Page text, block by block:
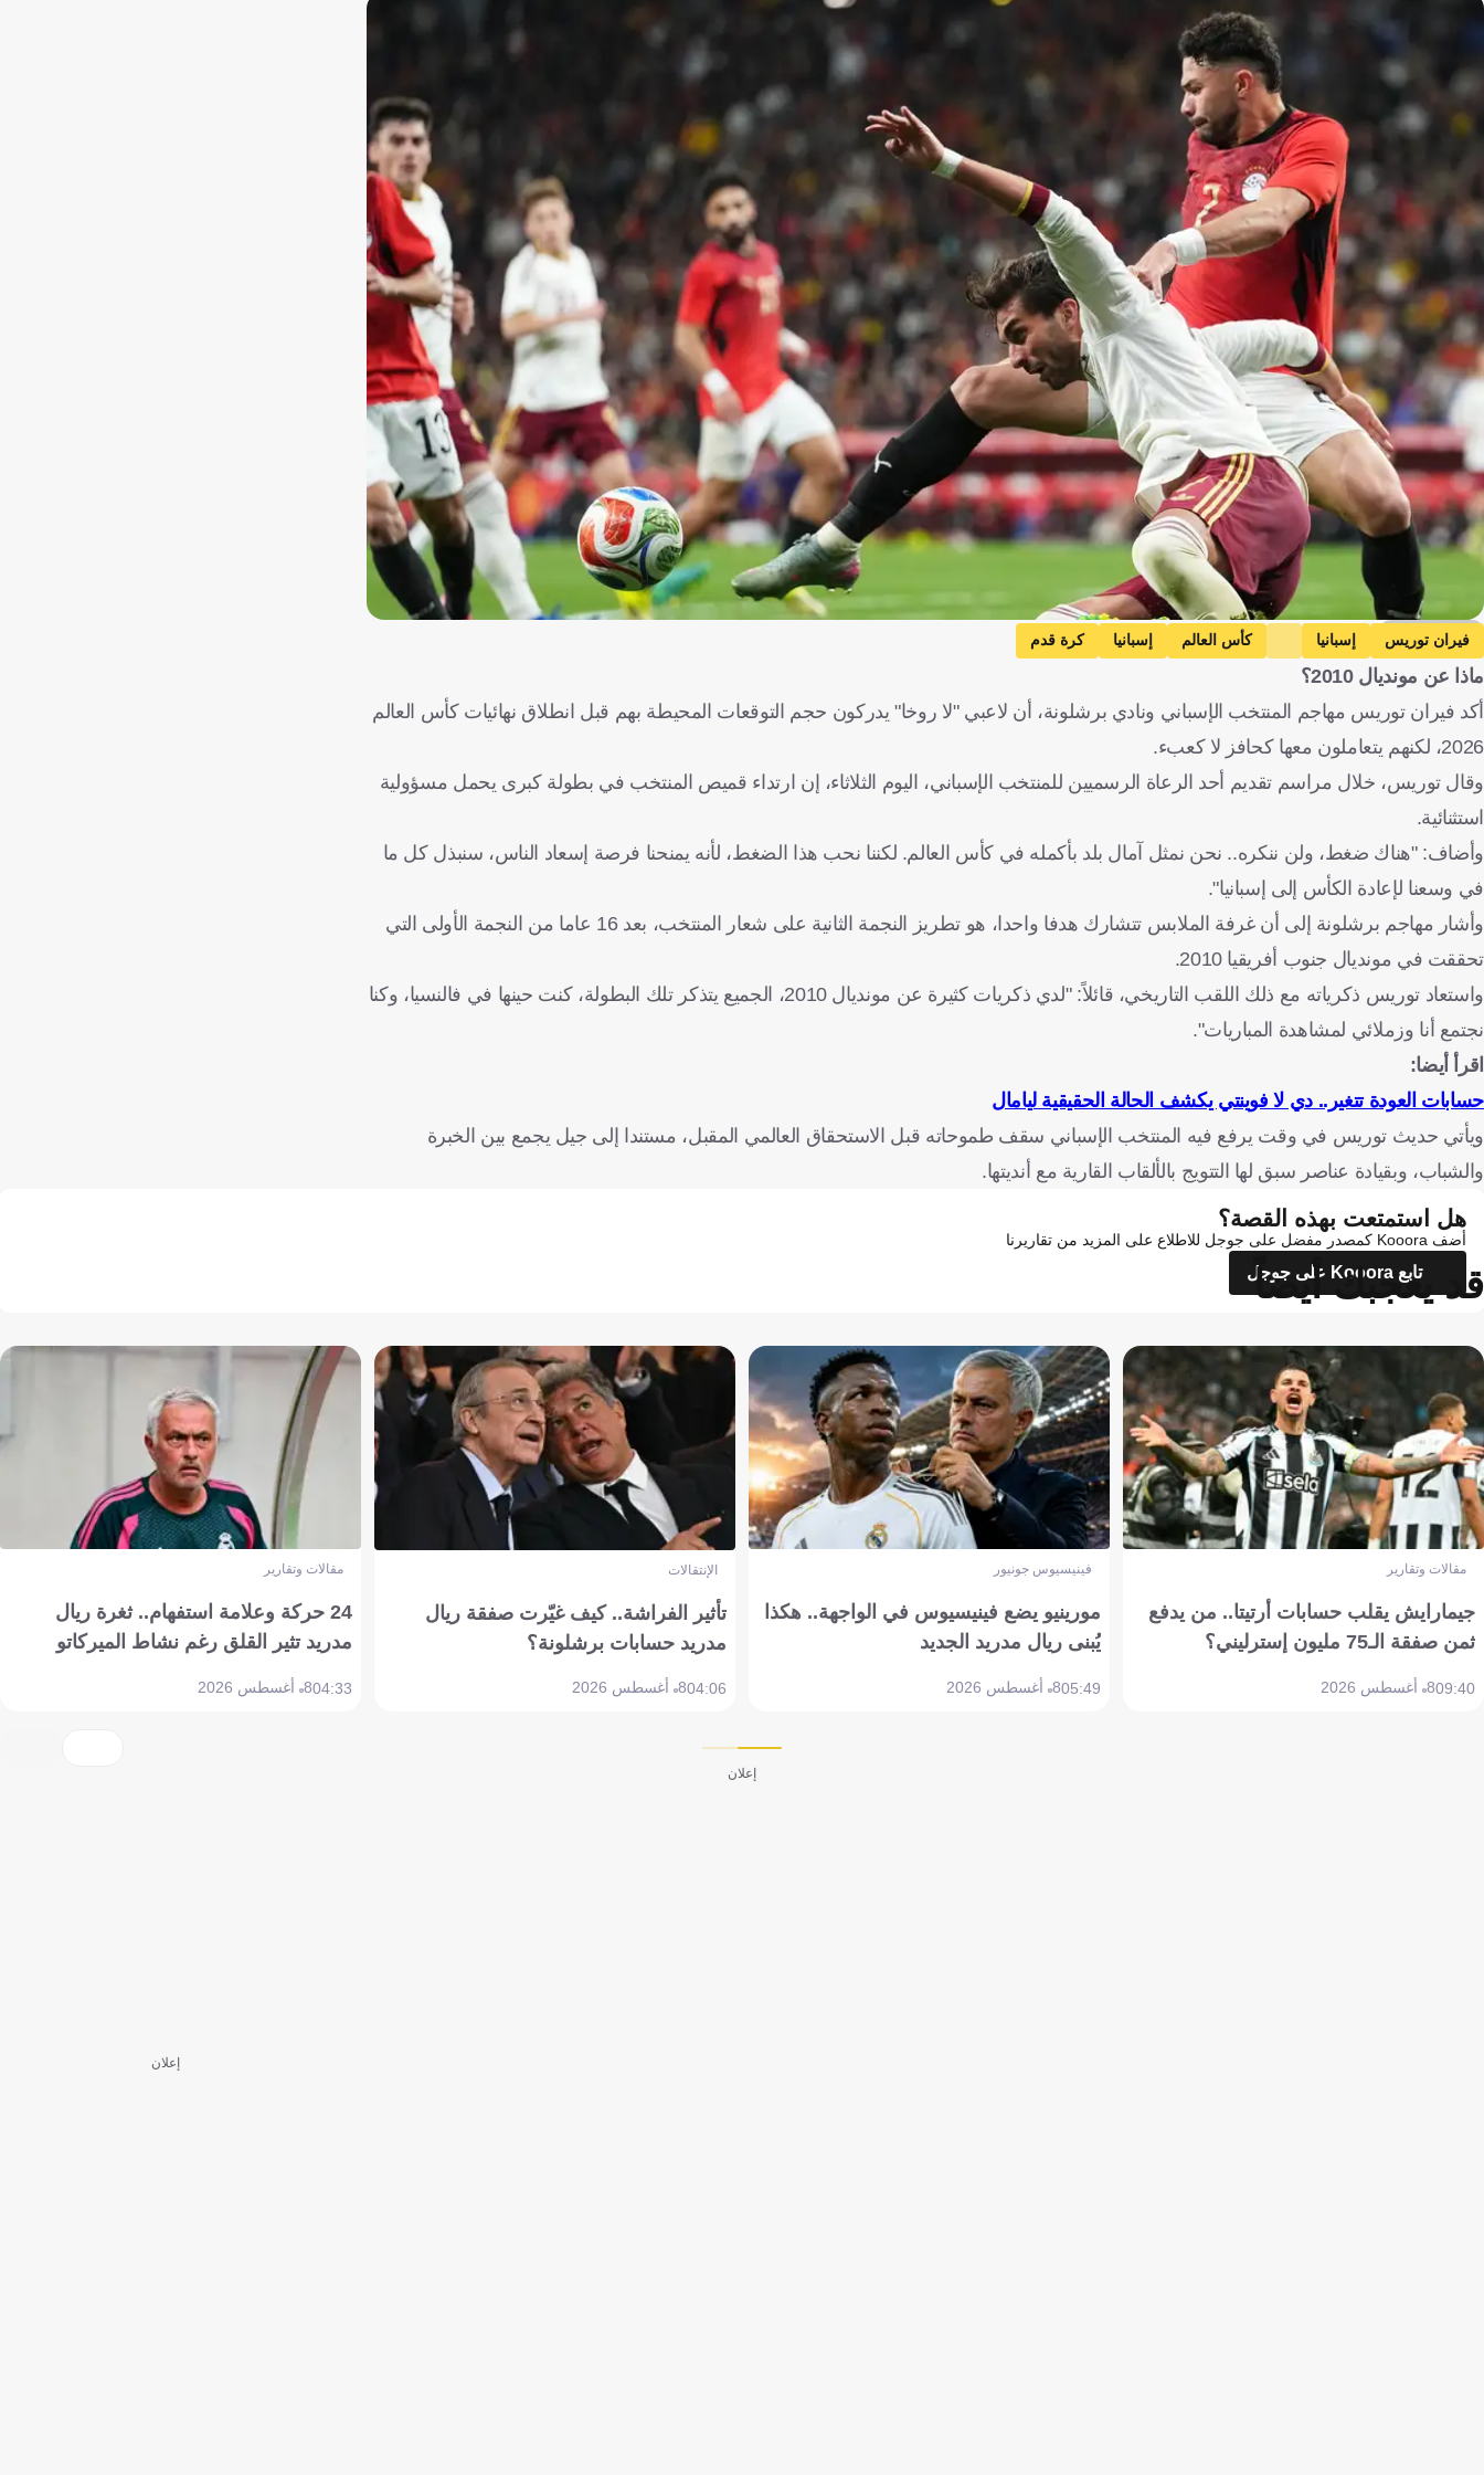
Getty Images
فيران توريس إسبانيا كأس العالم إسبانيا كرة قدم
ماذا عن مونديال 2010؟
أكد فيران توريس مهاجم المنتخب الإسباني ونادي برشلونة، أن لاعبي "لا روخا" يدركون حجم التوقعات المحيطة بهم قبل انطلاق نهائيات كأس العالم
2026، لكنهم يتعاملون معها كحافز لا كعبء.
وقال توريس، خلال مراسم تقديم أحد الرعاة الرسميين للمنتخب الإسباني، اليوم الثلاثاء، إن ارتداء قميص المنتخب في بطولة كبرى يحمل مسؤولية
استثنائية.
وأضاف: "هناك ضغط، ولن ننكره.. نحن نمثل آمال بلد بأكمله في كأس العالم. لكننا نحب هذا الضغط، لأنه يمنحنا فرصة إسعاد الناس، سنبذل كل ما
في وسعنا لإعادة الكأس إلى إسبانيا".
وأشار مهاجم برشلونة إلى أن غرفة الملابس تتشارك هدفا واحدا، هو تطريز النجمة الثانية على شعار المنتخب، بعد 16 عاما من النجمة الأولى التي
تحققت في مونديال جنوب أفريقيا 2010.
واستعاد توريس ذكرياته مع ذلك اللقب التاريخي، قائلاً: "لدي ذكريات كثيرة عن مونديال 2010، الجميع يتذكر تلك البطولة، كنت حينها في فالنسيا، وكنا
نجتمع أنا وزملائي لمشاهدة المباريات".
اقرأ أيضا:
حسابات العودة تتغير.. دي لا فوينتي يكشف الحالة الحقيقية ليامال
ويأتي حديث توريس في وقت يرفع فيه المنتخب الإسباني سقف طموحاته قبل الاستحقاق العالمي المقبل، مستندا إلى جيل يجمع بين الخبرة
والشباب، وبقيادة عناصر سبق لها التتويج بالألقاب القارية مع أنديتها.
هل استمتعت بهذه القصة؟
أضف Kooora كمصدر مفضل على جوجل للاطلاع على المزيد من تقاريرنا
تابع Kooora على جوجل
قد يعجبك أيضاً
مقالات وتقارير
جيمارايش يقلب حسابات أرتيتا.. من يدفع
ثمن صفقة الـ75 مليون إسترليني؟
09:408 أغسطس 2026
فينيسيوس جونيور
مورينيو يضع فينيسيوس في الواجهة.. هكذا
يُبنى ريال مدريد الجديد
05:498 أغسطس 2026
الإنتقالات
تأثير الفراشة.. كيف غيّرت صفقة ريال
مدريد حسابات برشلونة؟
04:068 أغسطس 2026
مقالات وتقارير
24 حركة وعلامة استفهام.. ثغرة ريال
مدريد تثير القلق رغم نشاط الميركاتو
04:338 أغسطس 2026
إعلان
إعلان